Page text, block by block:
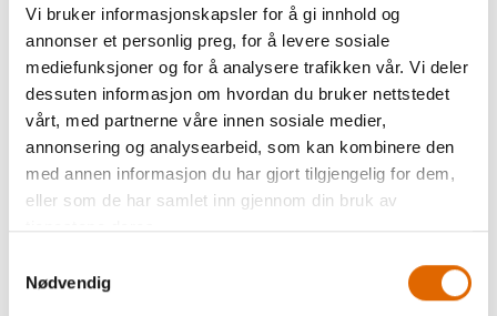
Vi bruker informasjonskapsler for å gi innhold og
annonser et personlig preg, for å levere sosiale
mediefunksjoner og for å analysere trafikken vår. Vi deler
dessuten informasjon om hvordan du bruker nettstedet
vårt, med partnerne våre innen sosiale medier,
annonsering og analysearbeid, som kan kombinere den
med annen informasjon du har gjort tilgjengelig for dem,
eller som de har samlet inn gjennom din bruk av
tjenestene deres.
Nødvendig
Beskrivelse
Janome Garnbroderings kit
(G2A)
Garnbroderiføttene fører garnet ned under nålen så det